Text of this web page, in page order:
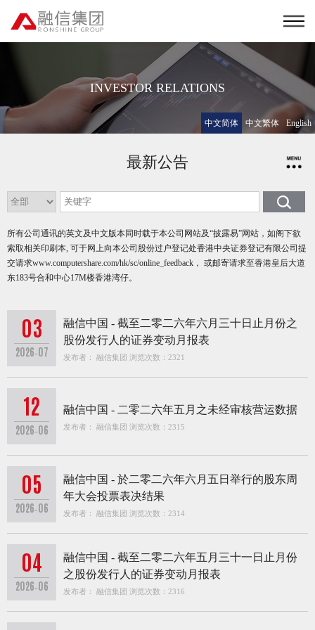
INVESTOR RELATIONS
中文简体 中文繁体 English
最新公告
所有公司通讯的英文及中文版本同时载于本公司网站及“披露易”网站，如阁下欲
索取相关印刷本, 可于网上向本公司股份过户登记处香港中央证券登记有限公司提
交请求www.computershare.com/hk/sc/online_feedback ， 或邮寄请求至香港皇后大道
东183号合和中心17M楼香港湾仔。
03
2026-07
融信中国 - 截至二零二六年六月三十日止月份之
股份发行人的证券变动月报表
发布者： 融信集团 浏览次数：2321
12
2026-06
融信中国 - 二零二六年五月之未经审核营运数据
发布者： 融信集团 浏览次数：2315
05
2026-06
融信中国 - 於二零二六年六月五日举行的股东周
年大会投票表决结果
发布者： 融信集团 浏览次数：2314
04
2026-06
融信中国 - 截至二零二六年五月三十一日止月份
之股份发行人的证券变动月报表
发布者： 融信集团 浏览次数：2316